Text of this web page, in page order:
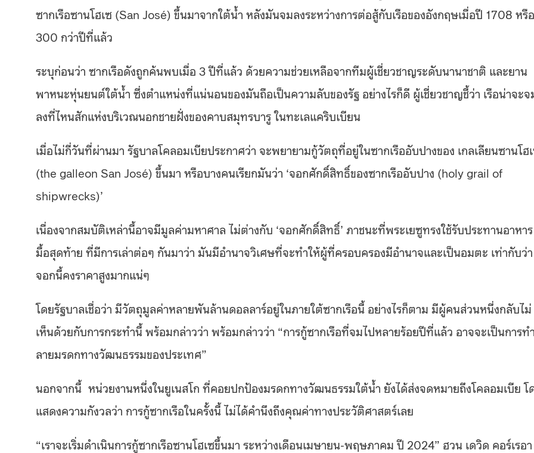
ซากเรือซานโฮเซ (San José) ขึ้นมาจากใต้น้ำ หลังมันจมลงระหว่างการต่อสู้กับเรือของอังกฤษเมื่อปี 1708 หรือ
300 กว่าปีที่แล้ว
ระบุก่อนว่า ซากเรือดังถูกค้นพบเมื่อ 3 ปีที่แล้ว ด้วยความช่วยเหลือจากทีมผู้เชี่ยวชาญระดับนานาชาติ และยาน
พาหนะหุ่นยนต์ใต้น้ํา ซึ่งตําแหน่งที่แน่นอนของมันถือเป็นความลับของรัฐ อย่างไรก็ดี ผู้เชี่ยวชาญชี้ว่า เรือน่าจะ
ลงที่ไหนสักแห่งบริเวณนอกชายฝั่งของคาบสมุทรบารู ในทะเลแคริบเบียน
เมื่อไม่กี่วันที่ผ่านมา รัฐบาลโคลอมเบียประกาศว่า จะพยายามกู้วัตถุที่อยู่ในซากเรืออับปางของ เกลเลียนซานโฮ
(the galleon San José) ขึ้นมา หรือบางคนเรียกมันว่า ‘จอกศักดิ์สิทธิ์ของซากเรืออับปาง (holy grail of
shipwrecks)’
เนื่องจากสมบัติเหล่านี้อาจมีมูลค่ามหาศาล ไม่ต่างกับ ‘จอกศักดิ์สิทธิ์’ ภาชนะที่พระเยซูทรงใช้รับประทานอาหาร
มื้อสุดท้าย ที่มีการเล่าต่อๆ กันมาว่า มันมีอำนาจวิเศษที่จะทำให้ผู้ที่ครอบครองมีอำนาจและเป็นอมตะ เท่ากับว่า
จอกนี้คงราคาสูงมากแน่ๆ
โดยรัฐบาลเชื่อว่า มีวัตถุมูลค่าหลายพันล้านดอลลาร์อยู่ในภายใต้ซากเรือนี้ อย่างไรก็ตาม มีผู้คนส่วนหนึ่งกลับไม่
เห็นด้วยกับการกระทำนี้ พร้อมกล่าวว่า พร้อมกล่าวว่า “การกู้ซากเรือที่จมไปหลายร้อยปีที่แล้ว อาจจะเป็นการทํ
ลายมรดกทางวัฒนธรรมของประเทศ”
นอกจากนี้ หน่วยงานหนึ่งในยูเนสโก ที่คอยปกป้องมรดกทางวัฒนธรรมใต้น้ํา ยังได้ส่งจดหมายถึงโคลอมเบีย โ
แสดงความกังวลว่า การกู้ซากเรือในครั้งนี้ ไม่ได้คำนึงถึงคุณค่าทางประวัติศาสตร์เลย
“เราจะเริ่มดำเนินการกู้ซากเรือซานโฮเซขึ้นมา ระหว่างเดือนเมษายน-พฤษภาคม ปี 2024” ฮวน เดวิด คอร์เรอา